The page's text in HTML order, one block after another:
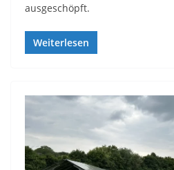
ausgeschöpft.
Weiterlesen